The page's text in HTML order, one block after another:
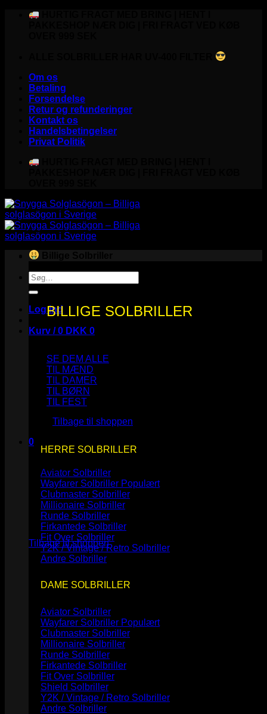
Fortsæt
Om os
Betaling
Forsendelse
Retur og refunderinger
Kontakt os
Handelsbetingelser
Privat Politik
Søg
efter:
Log ind
Kurv /0 DKK 0
Ingen varer i kurven.
Tilbage til shoppen
0
Kurv
Ingen varer i kurven.
Tilbage til shoppen
BILLIGE SOLBRILLER
SE DEM ALLE
TIL MÆND
TIL DAMER
TIL BØRN
TIL FEST
HERRE SOLBRILLER
Aviator Solbriller
Wayfarer Solbriller
Clubmaster Solbriller
Millionaire Solbriller
Runde Solbriller
Firkantede Solbriller
Fit Over Solbriller
Y2K / Vintage / Retro Solbriller
Andre Solbriller
DAME SOLBRILLER
Aviator Solbriller
Wayfarer Solbriller
Clubmaster Solbriller
Millionaire Solbriller
Runde Solbriller
Firkantede Solbriller
Fit Over Solbriller
Shield Solbriller
Y2K / Vintage / Retro Solbriller
Andre Solbriller